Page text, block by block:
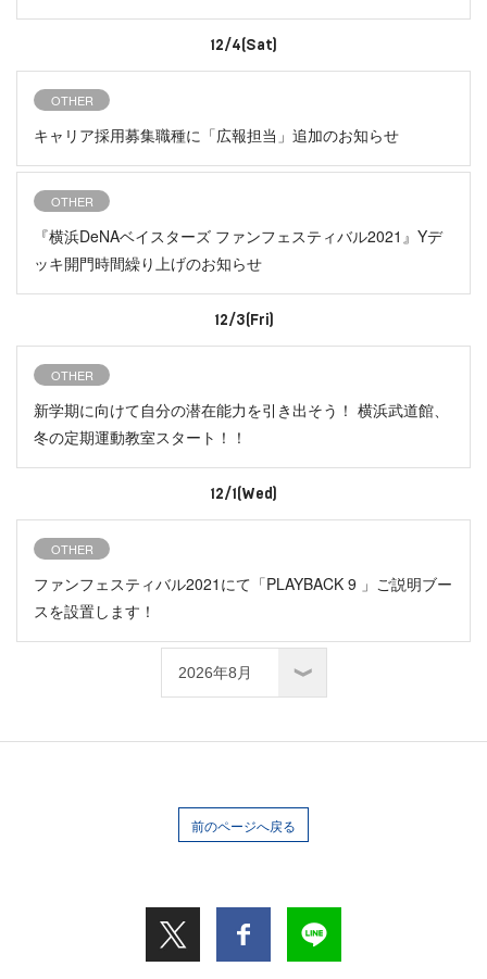
12/4(Sat)
OTHER
キャリア採用募集職種に「広報担当」追加のお知らせ
OTHER
『横浜DeNAベイスターズ ファンフェスティバル2021』Yデ
ッキ開門時間繰り上げのお知らせ
12/3(Fri)
OTHER
新学期に向けて自分の潜在能力を引き出そう！ 横浜武道館、
冬の定期運動教室スタート！！
12/1(Wed)
OTHER
ファンフェスティバル2021にて「PLAYBACK 9 」ご説明ブー
スを設置します！
前のページへ戻る